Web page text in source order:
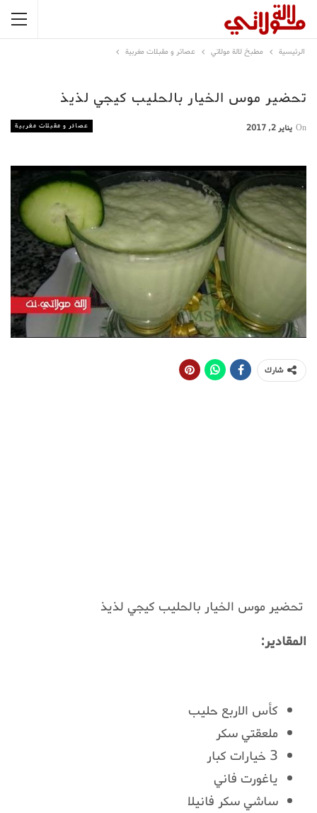
الرئيسية مطبخ لالة مولاتي عصائر و مقبلات مغربية
تحضير موس الخيار بالحليب كيجي لذيذ
عصائر و مقبلات مغربية On يناير 2, 2017
شارك
تحضير موس الخيار بالحليب كيجي لذيذ
المقادير:
كأس الاربع حليب
ملعقتي سكر
3 خيارات كبار
ياغورت فاني
ساشي سكر فانيلا